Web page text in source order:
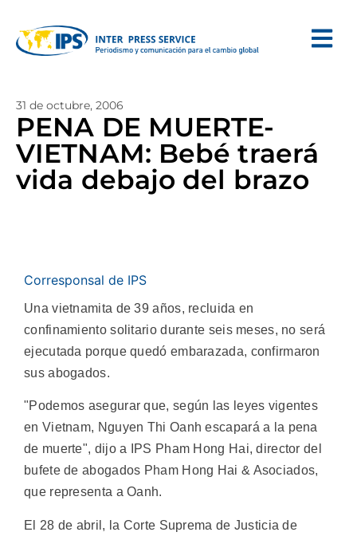
31 de octubre, 2006
PENA DE MUERTE-
VIETNAM: Bebé traerá
vida debajo del brazo
Corresponsal de IPS
Una vietnamita de 39 años, recluida en
confinamiento solitario durante seis meses, no será
ejecutada porque quedó embarazada, confirmaron
sus abogados.
"Podemos asegurar que, según las leyes vigentes
en Vietnam, Nguyen Thi Oanh escapará a la pena
de muerte", dijo a IPS Pham Hong Hai, director del
bufete de abogados Pham Hong Hai & Asociados,
que representa a Oanh.
El 28 de abril, la Corte Suprema de Justicia de